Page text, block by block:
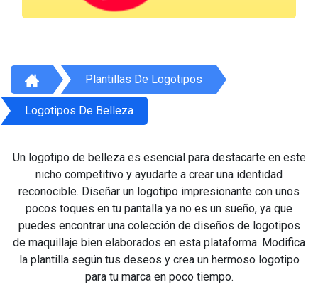
Plantillas De Logotipos
Logotipos De Belleza
Un logotipo de belleza es esencial para destacarte en este
nicho competitivo y ayudarte a crear una identidad
reconocible. Diseñar un logotipo impresionante con unos
pocos toques en tu pantalla ya no es un sueño, ya que
puedes encontrar una colección de diseños de logotipos
de maquillaje bien elaborados en esta plataforma. Modifica
la plantilla según tus deseos y crea un hermoso logotipo
para tu marca en poco tiempo.